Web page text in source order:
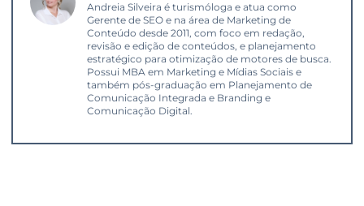
Andreia Silveira é turismóloga e atua como
Gerente de SEO e na área de Marketing de
Conteúdo desde 2011, com foco em redação,
revisão e edição de conteúdos, e planejamento
estratégico para otimização de motores de busca.
Possui MBA em Marketing e Mídias Sociais e
também pós-graduação em Planejamento de
Comunicação Integrada e Branding e
Comunicação Digital.